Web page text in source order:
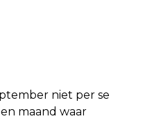
niet per se
maand waar